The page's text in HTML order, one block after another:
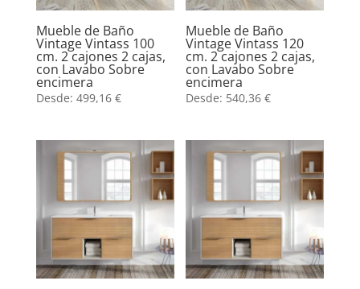
Mueble de Baño
Vintage Vintass 100
cm. 2 cajones 2 cajas,
con Lavabo Sobre
encimera
Desde: 499,16 €
Mueble de Baño
Vintage Vintass 120
cm. 2 cajones 2 cajas,
con Lavabo Sobre
encimera
Desde: 540,36€